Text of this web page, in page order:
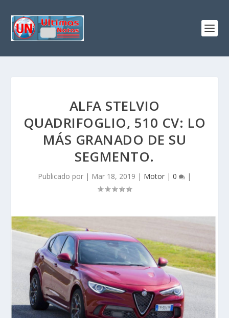
ALFA STELVIO
QUADRIFOGLIO, 510 CV: LO
MÁS GRANADO DE SU
SEGMENTO.
Publicado por | Mar 18, 2019 | Motor | 0 |